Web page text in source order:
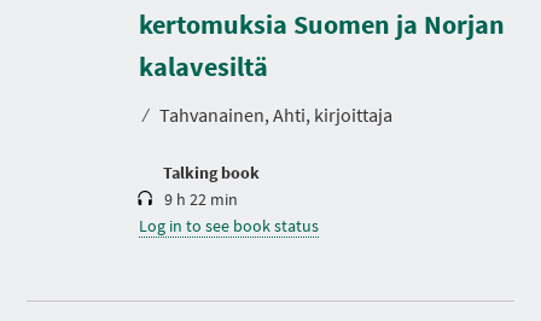
kertomuksia Suomen ja Norjan
kalavesiltä
⁄ Tahvanainen, Ahti, kirjoittaja
Talking book
D
u
r
a
i
9 h 22 min
Log in to see book status
D